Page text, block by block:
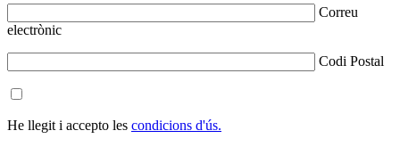
Correu
electrònic
Codi Postal
He llegit i accepto les condicions d'ús.